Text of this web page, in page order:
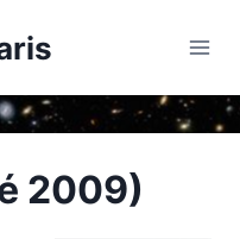
2009)